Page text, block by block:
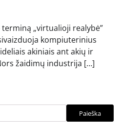
„virtualioji realybė”
kompiuterinius
akiniais ant akių ir
žaidimų industrija […]
Paieška